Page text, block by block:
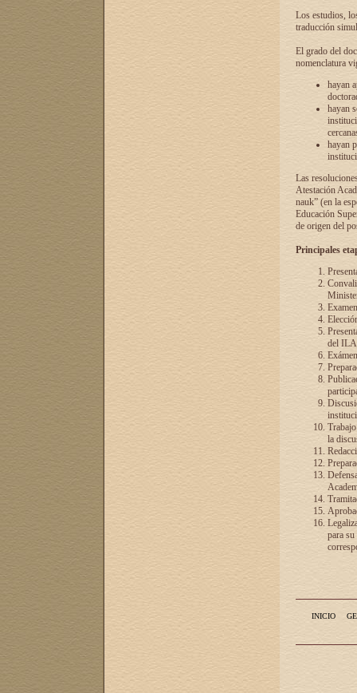
Los estudios,
traducción
El grado del
nomenclatura
hayan
hayan
hayan
Las
Atestación
nauk” (en la
Educación
de origen del
Principales
del
la
para
INICIO